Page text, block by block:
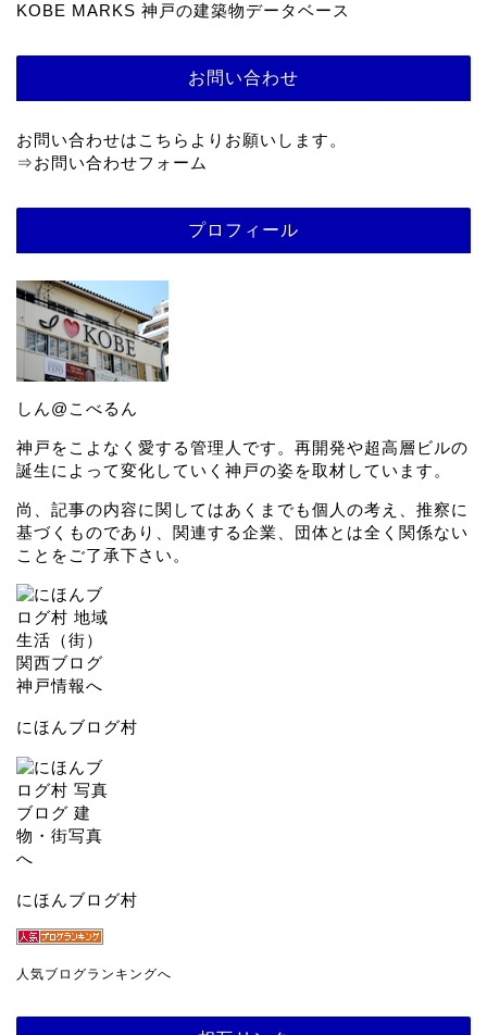
KOBE MARKS 神戸の建築物データベース
お問い合わせ
お問い合わせはこちらよりお願いします。
⇒お問い合わせフォーム
プロフィール
しん@こべるん
神戸をこよなく愛する管理人です。再開発や超高層ビルの
誕生によって変化していく神戸の姿を取材しています。
尚、記事の内容に関してはあくまでも個人の考え、推察に
基づくものであり、関連する企業、団体とは全く関係ない
ことをご了承下さい。
にほんブログ村
にほんブログ村
人気ブログランキングへ